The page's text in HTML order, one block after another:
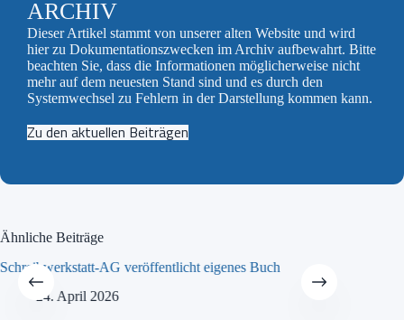
ARCHIV
Dieser Artikel stammt von unserer alten Website und wird
hier zu Dokumentationszwecken im Archiv aufbewahrt. Bitte
beachten Sie, dass die Informationen möglicherweise nicht
mehr auf dem neuesten Stand sind und es durch den
Systemwechsel zu Fehlern in der Darstellung kommen kann.
Zu den aktuellen Beiträgen
Ähnliche Beiträge
Schreibwerkstatt-AG veröffentlicht eigenes Buch
24. April 2026